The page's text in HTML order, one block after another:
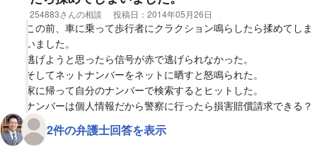
（http://www.moj.go.jp/JINKEN/jinken20.html）に電話したとこ
ろ、よく走る通りとナンバーを書いていて、仮に（その投稿を見
て誰か）特定できる人がいたとしても、個人情報ではないので問
題ない、ということでした。それで迷惑がかかったとして事件性
はないということでした（個人情報ではないので）。
これは、法律ではもうこういうものなんでしょうか？
削除申請にしても勝手に書いたその人を訴えるにしても、開示請
求やらめんどうくさい上に高いお金を払う必要がありますよね。
第一、個人情報にあたらないなら、訴えても勝てそうにないです
相談者
254883さんの相談 投稿日： 2014年05月26日
この前、車に乗って歩行者にクラクション鳴らしたら揉めてしま
いました。
逃げようと思ったら信号が赤で逃げられなかった。
そしてネットナンバーをネットに晒すと怒鳴られた。
家に帰って自分のナンバーで検索するとヒットした。
ナンバーは個人情報だから警察に行ったら損害賠償請求できる？
2件の弁護士回答を表示